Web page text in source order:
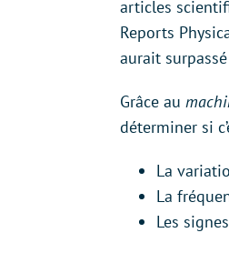
articles
Reports
aurait
Grâce au
déterminer si
La
La
Les